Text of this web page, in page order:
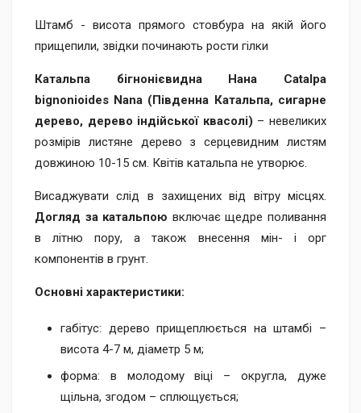
Штамб - висота прямого стовбура на якій його
прищепили, звідки починають рости гілки
Катальпа бігнонієвидна Нана Catalpa
bignonioides Nana (Південна Катальпа, сигарне
дерево, дерево індійської квасолі) – невеликих
розмірів листяне дерево з серцевидним листям
довжиною 10-15 см. Квітів катальпа не утворює.
Висаджувати слід в захищених від вітру місцях.
Догляд за катальпою включає щедре поливання
в літню пору, а також внесення мін- і орг
компонентів в грунт.
Основні характеристики:
габітус: дерево прищеплюється на штамбі –
висота 4-7 м, діаметр 5 м;
форма: в молодому віці – округла, дуже
щільна, згодом – сплющується;